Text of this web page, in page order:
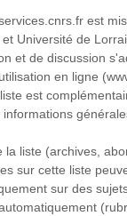
est
Université de
et de discussion
en ligne
est
la liste (archives,
sur cette liste
sur des